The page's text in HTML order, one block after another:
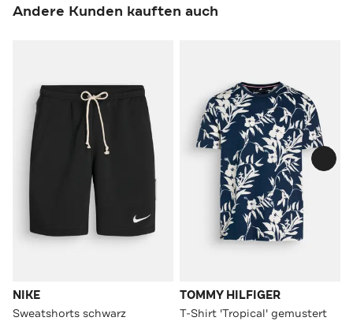
Andere Kunden kauften auch
NIKE
Sweatshorts schwarz
TOMMY HILFIGER
T-Shirt 'Tropical' gemustert